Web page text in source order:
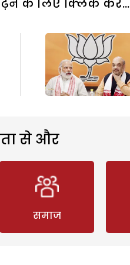
के लिए क्लिक करें...
से और
समाज